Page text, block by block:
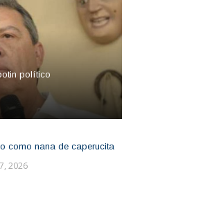
político
como nana de caperucita
2026